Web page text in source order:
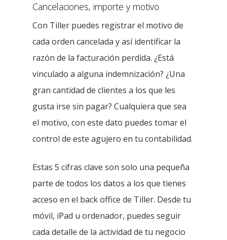
Cancelaciones, importe y motivo
Con Tiller puedes registrar el motivo de
cada orden cancelada y así identificar la
razón de la facturación perdida. ¿Está
vinculado a alguna indemnización? ¿Una
gran cantidad de clientes a los que les
gusta irse sin pagar? Cualquiera que sea
el motivo, con este dato puedes tomar el
control de este agujero en tu contabilidad.
Estas 5 cifras clave son solo una pequeña
parte de todos los datos a los que tienes
acceso en el back office de Tiller. Desde tu
móvil, iPad u ordenador, puedes seguir
cada detalle de la actividad de tu negocio
TPV
Punto de venta
Integraciones
Delivery por
Click & Collect por
Clientes
Fast Food
Pizzería
Atención al
Recursos
COVID-19
Empleo
CONTACTO